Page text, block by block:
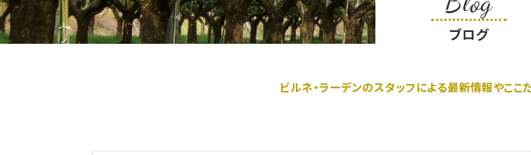
ブログ
ビルネ・ラーデンのスタッフによる最新情報やここ